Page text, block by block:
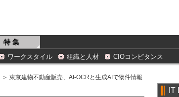
特 集
ワークスタイル 組織と人材 CIOコンピタンス
＞ 東京建物不動産販売、AI-OCRと生成AIで物件情報
IT